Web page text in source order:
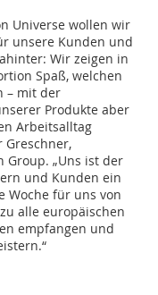
Universe wollen wir
unsere Kunden und
Wir zeigen in
Spaß, welchen
– mit der
Produkte aber
Arbeitsalltag
Greschner,
Group. „Uns ist der
und Kunden ein
Woche für uns von
alle europäischen
empfangen und